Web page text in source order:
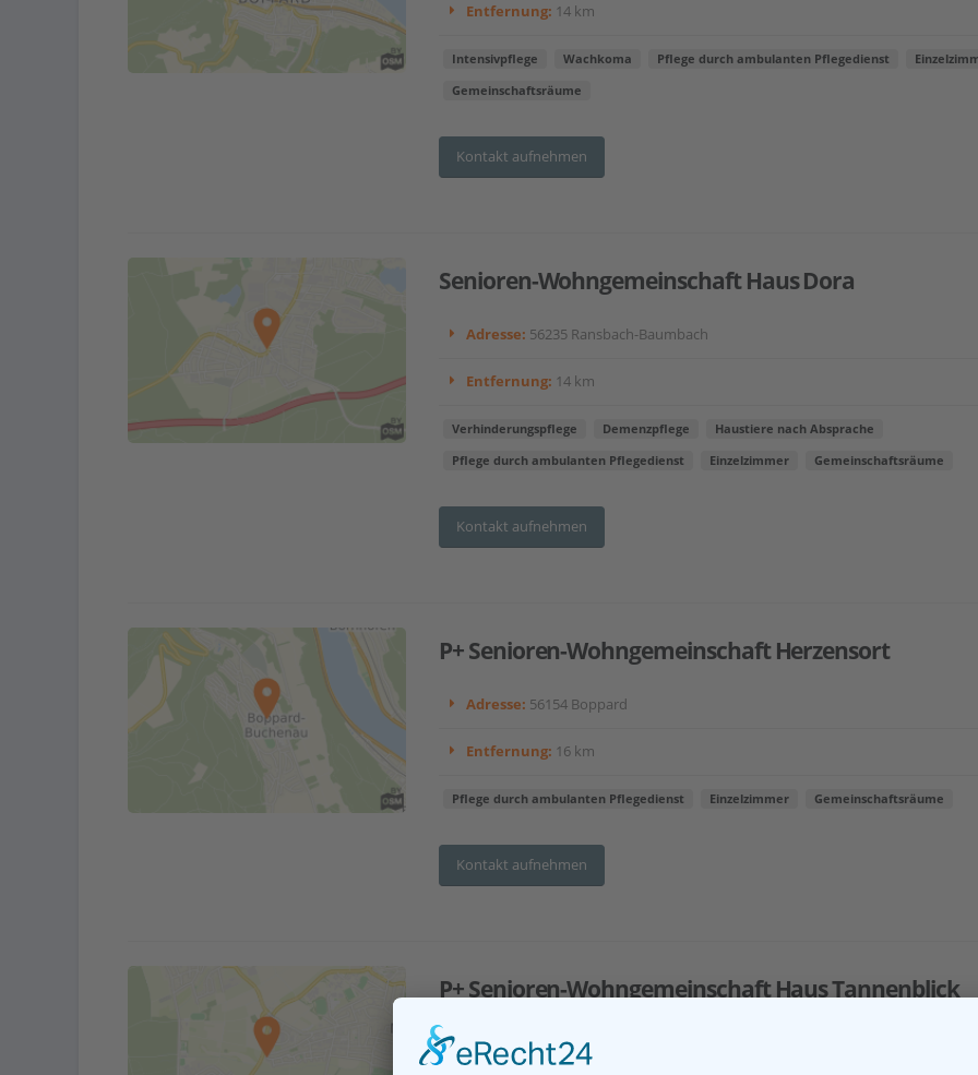
Entfernung: 14 km
Intensivpflege Wachkoma Pflege durch ambulanten Pflegedienst
Gemeinschaftsräume
Kontakt aufnehmen
Senioren-Wohngemeinschaft Haus Dora
Adresse: 56235 Ransbach-Baumbach
Entfernung: 14 km
Verhinderungspflege Demenzpflege Haustiere nach Absprache
Pflege durch ambulanten Pflegedienst Einzelzimmer Gemeinschaftsräume
Kontakt aufnehmen
P+ Senioren-Wohngemeinschaft Herzensort
Adresse: 56154 Boppard
Entfernung: 16 km
Pflege durch ambulanten Pflegedienst Einzelzimmer Gemeinschaftsräume
Kontakt aufnehmen
P+ Senioren-Wohngemeinschaft Haus Tannenblick
Adresse: 56414 Bilkheim